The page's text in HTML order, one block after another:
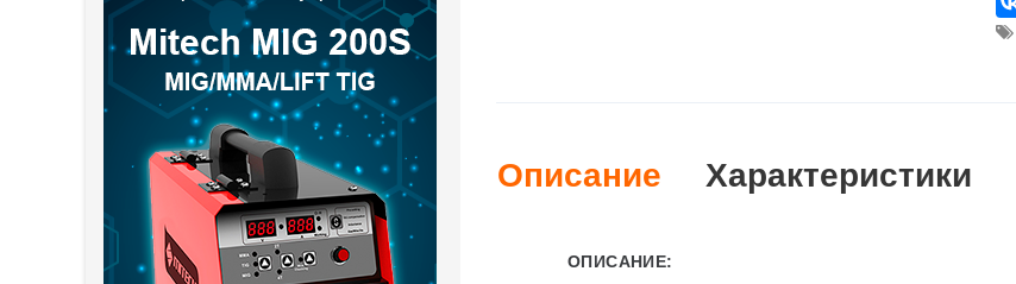
Описание Характеристики
ОПИСАНИЕ: